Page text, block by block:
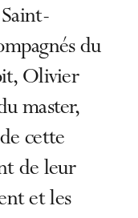
du
Olivier
master,
cette
de leur
et les